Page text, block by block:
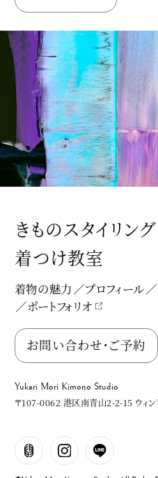
きものスタイリング
着つけ教室
着物の魅力 プロフィール
ポートフォリオ
お問い合わせ・ご予約
Yukari Mori Kimono Studio
〒107-0062 港区南青山2-2-15 ウィ